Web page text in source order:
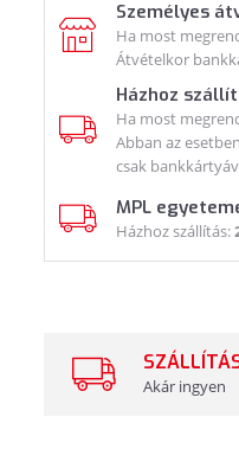
Személyes
Ha most
Átvételkor
Házhoz
Ha most
Abban az
csak
MPL
Házhoz szállítás:
Akár ingyen